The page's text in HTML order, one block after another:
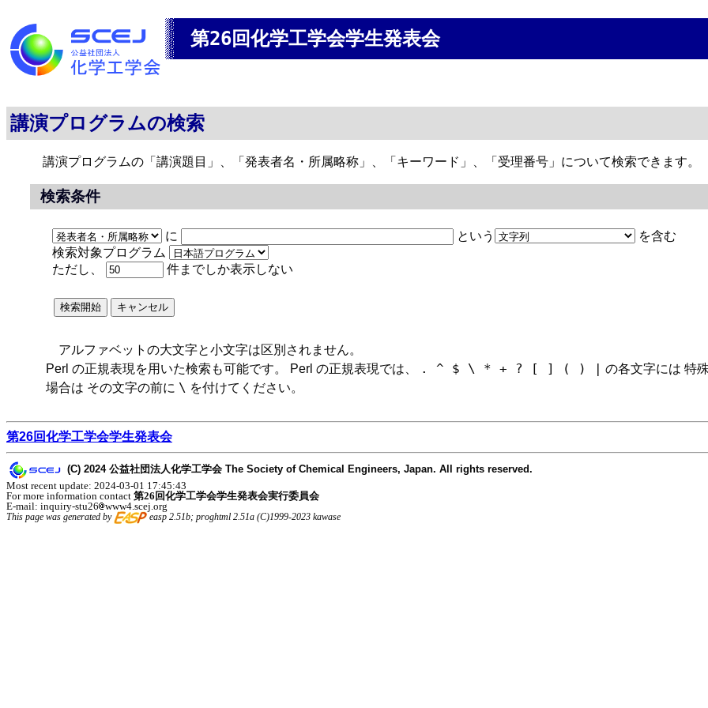
第26回化学工学会学生発表会
講演プログラムの検索
講演プログラムの「講演題目」、「発表者名・所属略称」、「キーワード」、「受理番号」について検索できます。
検索条件
に という
を含む
検索対象プログラム
ただし、
件までしか表示しない
アルファベットの大文字と小文字は区別されません。
Perl の正規表現を用いた検索も可能です。 Perl の正規表現では、
. ^ $ \ * + ? [ ] ( ) | の各文字には 特
場合は その文字の前に \ を付けてください。
第26回化学工学会学生発表会
(C) 2024 公益社団法人化学工学会 The Society of Chemical Engineers, Japan. All rights reserved.
Most recent update: 2024-03-01 17:45:43
For more information contact 第26回化学工学会学生発表会実行委員会
E-mail: inquiry-stu26 www4.scej.org
This page was generated by easp 2.51b; proghtml 2.51a (C)1999-2023 kawase